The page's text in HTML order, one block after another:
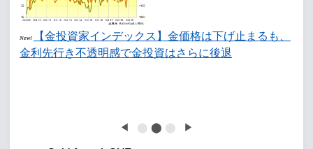
New!
【金投資家インデックス】金価格は下げ止まるも、
金利先行き不透明感で金投資はさらに後退
◀ ⬤ ⬤ ⬤ ▶